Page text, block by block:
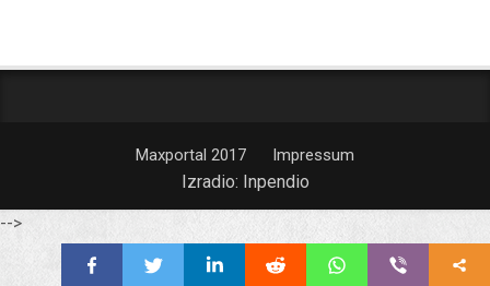
Maxportal 2017 Impressum
Izradio: Inpendio
-->